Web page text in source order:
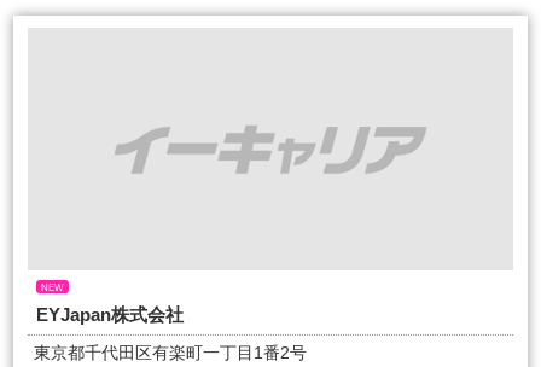
NEW
EYJapan株式会社
東京都千代田区有楽町一丁目1番2号